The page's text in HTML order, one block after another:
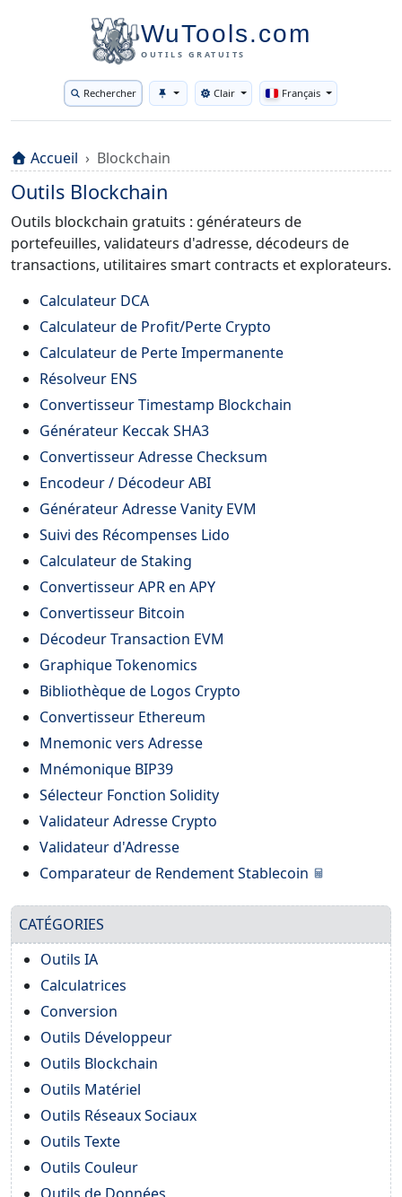
WuTools.com
OUTILS GRATUITS
Rechercher Toggle theme
Clair Français
Accueil Blockchain
Outils Blockchain
Outils blockchain gratuits : générateurs de
portefeuilles, validateurs d'adresse, décodeurs de
transactions, utilitaires smart contracts et explorateurs.
Calculateur DCA
Calculateur de Profit/Perte Crypto
Calculateur de Perte Impermanente
Résolveur ENS
Convertisseur Timestamp Blockchain
Générateur Keccak SHA3
Convertisseur Adresse Checksum
Encodeur / Décodeur ABI
Générateur Adresse Vanity EVM
Suivi des Récompenses Lido
Calculateur de Staking
Convertisseur APR en APY
Convertisseur Bitcoin
Décodeur Transaction EVM
Graphique Tokenomics
Bibliothèque de Logos Crypto
Convertisseur Ethereum
Mnemonic vers Adresse
Mnémonique BIP39
Sélecteur Fonction Solidity
Validateur Adresse Crypto
Validateur d'Adresse
Comparateur de Rendement Stablecoin
CATÉGORIES
Outils IA
Calculatrices
Conversion
Outils Développeur
Outils Blockchain
Outils Matériel
Outils Réseaux Sociaux
Outils Texte
Outils Couleur